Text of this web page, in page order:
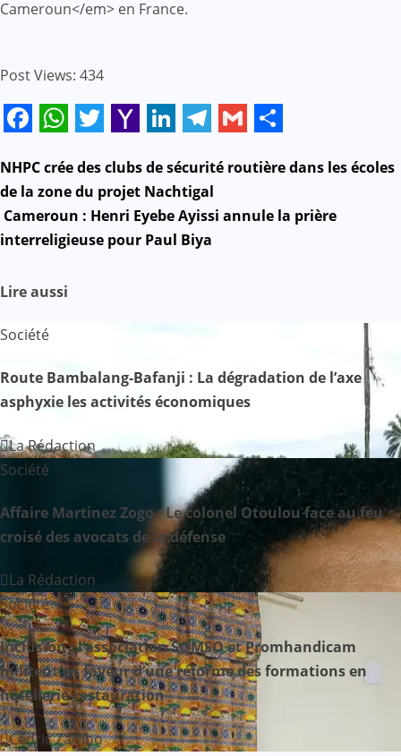
Cameroun</em> en France.
Post Views: 434
Facebook
WhatsApp
Twitter
Yahoo
Mail
LinkedIn
Telegram
GmailShare
Navigation
de
l’article
NHPC crée des clubs de sécurité routière dans les écoles
de la zone du projet Nachtigal
Cameroun : Henri Eyebe Ayissi annule la prière
interreligieuse pour Paul Biya
Lire aussi
Société
Route Bambalang-Bafanji : La dégradation de l’axe
asphyxie les activités économiques
La Rédaction
Société
Affaire Martinez Zogo : Le colonel Otoulou face au feu
croisé des avocats de la défense
La Rédaction
Société
Inclusion : l’association SOMSO et Promhandicam
militent en faveur d’une réforme des formations en
hôtellerie-restauration
Cédric Zambo